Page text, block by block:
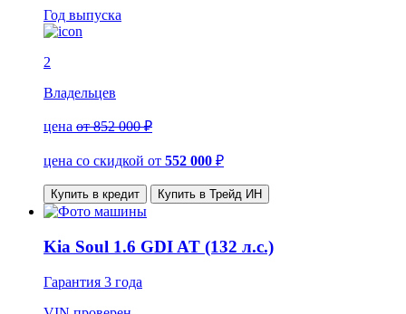
Год выпуска
2
Владельцев
цена от 852 000 ₽
цена со скидкой от 552 000 ₽
Купить в кредит Купить в Трейд ИН
Kia Soul 1.6 GDI AT (132 л.с.)
Гарантия 3 года